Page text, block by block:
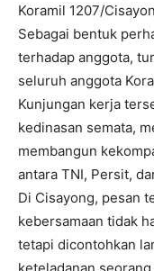
Koramil 1207/
Sebagai bentuk
terhadap anggota,
seluruh anggota
Kunjungan kerja
kedinasan semata,
membangun
antara TNI, Persit,
Di Cisayong, pesan
kebersamaan tidak
tetapi dicontohkan
keteladanan